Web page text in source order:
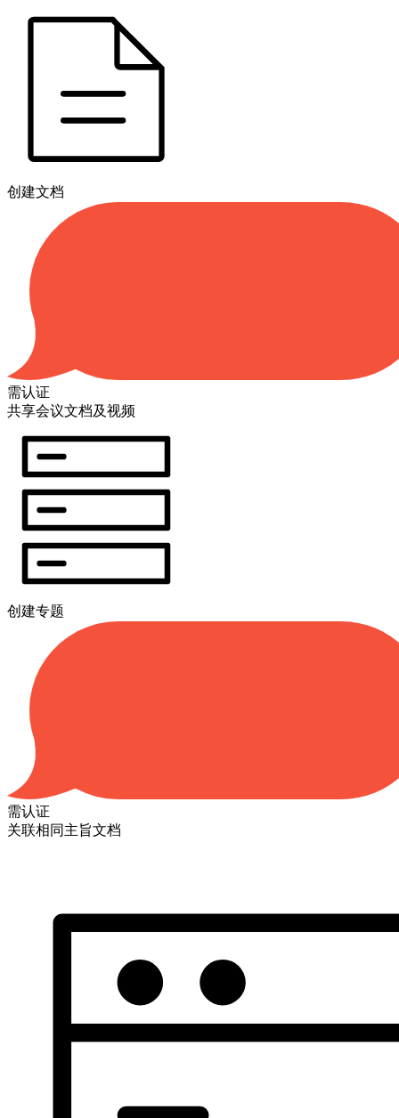
创建文档
需认证
共享会议文档及视频
创建专题
需认证
关联相同主旨文档